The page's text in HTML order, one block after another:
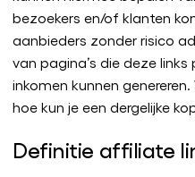
bezoekers en/of klanten
aanbieders zonder risico
van pagina’s die deze
inkomen kunnen
hoe kun je een dergelijke
Definitie affiliate